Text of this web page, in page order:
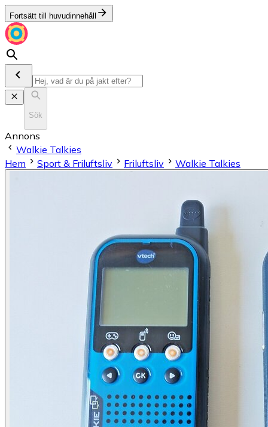
Fortsätt till huvudinnehåll
Sök
Annons
Walkie Talkies
Hem
Sport & Friluftsliv Friluftsliv Walkie Talkies